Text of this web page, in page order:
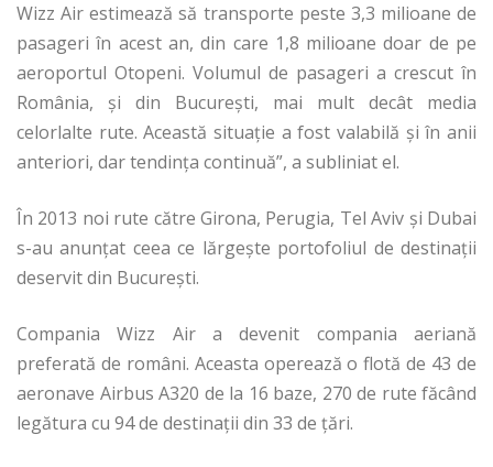
Wizz Air estimează să transporte peste 3,3 milioane de
pasageri în acest an, din care 1,8 milioane doar de pe
aeroportul Otopeni. Volumul de pasageri a crescut în
România, şi din Bucureşti, mai mult decât media
celorlalte rute. Această situaţie a fost valabilă şi în anii
anteriori, dar tendinţa continuă”, a subliniat el.
În 2013 noi rute către Girona, Perugia, Tel Aviv și Dubai
s-au anunțat ceea ce lărgește portofoliul de destinații
deservit din București.
Compania Wizz Air a devenit compania aeriană
preferată de români. Aceasta operează o flotă de 43 de
aeronave Airbus A320 de la 16 baze, 270 de rute făcând
legătura cu 94 de destinații din 33 de țări.